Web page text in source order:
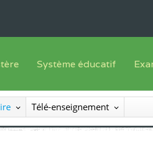
Système éducatif
Offre de formation
Progammes d'études
Télé-enseignement